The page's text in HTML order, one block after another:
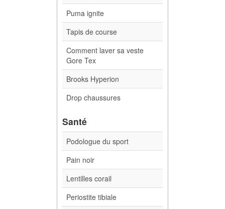
Puma ignite
Tapis de course
Comment laver sa veste
Gore Tex
Brooks Hyperion
Drop chaussures
Santé
Podologue du sport
Pain noir
Lentilles corail
Periostite tibiale